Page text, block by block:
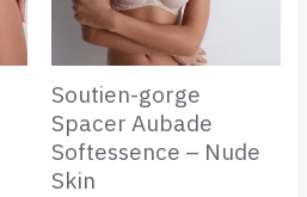
Soutien-gorge
Spacer Aubade
Softessence – Nude
Skin